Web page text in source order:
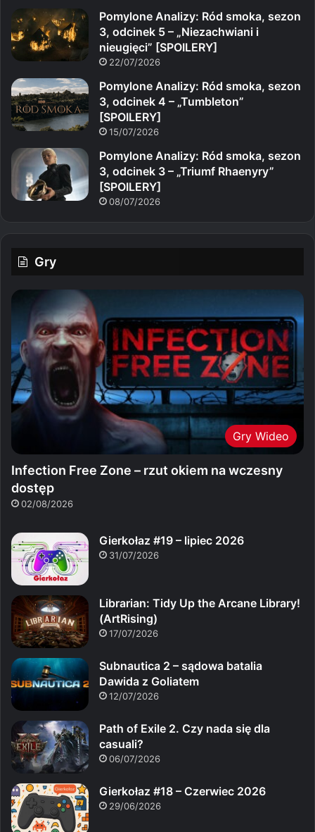
Pomylone Analizy: Ród smoka, sezon
3, odcinek 5 – „Niezachwiani i
nieugięci” [SPOILERY]
22/07/2026
Pomylone Analizy: Ród smoka, sezon
3, odcinek 4 – „Tumbleton”
[SPOILERY]
15/07/2026
Pomylone Analizy: Ród smoka, sezon
3, odcinek 3 – „Triumf Rhaenyry”
[SPOILERY]
08/07/2026
Gry
Gry Wideo
Infection Free Zone – rzut okiem na wczesny
dostęp
02/08/2026
Gierkołaz #19 – lipiec 2026
31/07/2026
Librarian: Tidy Up the Arcane Library!
(ArtRising)
17/07/2026
Subnautica 2 – sądowa batalia
Dawida z Goliatem
12/07/2026
Path of Exile 2. Czy nada się dla
casuali?
06/07/2026
Gierkołaz #18 – Czerwiec 2026
29/06/2026